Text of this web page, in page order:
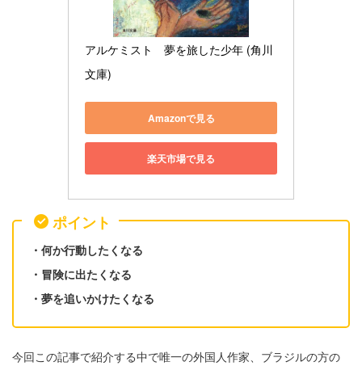
アルケミスト　夢を旅した少年 (角川
文庫)
Amazonで見る
楽天市場で見る
ポイント
・何か行動したくなる
・冒険に出たくなる
・夢を追いかけたくなる
今回この記事で紹介する中で唯一の外国人作家、ブラジルの方の